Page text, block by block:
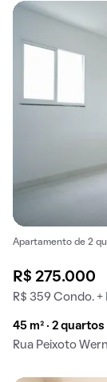
Apartamento de 2
R$ 275.000
R$ 359 Condo. +
45 m² · 2 quartos
Rua Peixoto